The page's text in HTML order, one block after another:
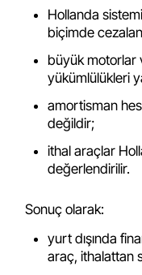
Hollanda
biçimde
büyük motorlar
yükümlülükleri
amortisman
değildir;
ithal araçlar
değerlendirilir.
Sonuç olarak:
yurt dışında
araç, ithalattan